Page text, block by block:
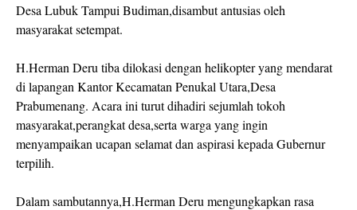
Desa Lubuk Tampui Budiman,disambut antusias oleh
masyarakat setempat.
H.Herman Deru tiba dilokasi dengan helikopter yang mendarat
di lapangan Kantor Kecamatan Penukal Utara,Desa
Prabumenang. Acara ini turut dihadiri sejumlah tokoh
masyarakat,perangkat desa,serta warga yang ingin
menyampaikan ucapan selamat dan aspirasi kepada Gubernur
terpilih.
Dalam sambutannya,H.Herman Deru mengungkapkan rasa